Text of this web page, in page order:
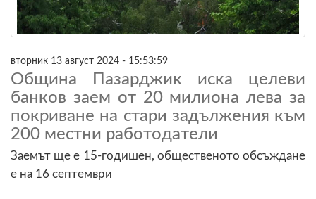
вторник 13 август 2024 - 15:53:59
Община Пазарджик иска целеви
банков заем от 20 милиона лева за
покриване на стари задължения към
200 местни работодатели
Заемът ще е 15-годишен, общественото обсъждане
е на 16 септември